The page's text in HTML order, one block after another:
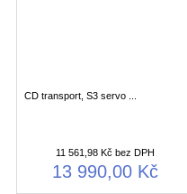
CD transport, S3 servo ...
11 561,98 Kč bez DPH
13 990,00 Kč